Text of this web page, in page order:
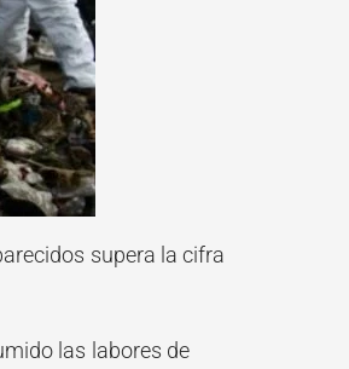
supera la cifra
las labores de